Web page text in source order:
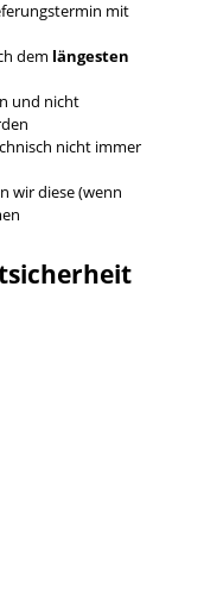
mit
dem längesten
und nicht
nicht immer
wir diese (wenn